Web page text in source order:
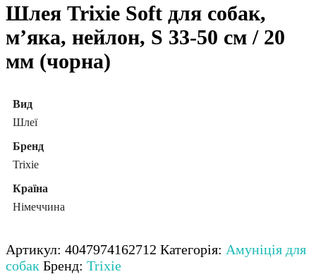
Шлея Trixie Soft для собак,
м’яка, нейлон, S 33-50 см / 20
мм (чорна)
Вид
Шлеї
Бренд
Trixie
Країна
Німеччина
Артикул: 4047974162712 Категорія: Амуніція для
собак Бренд: Trixie